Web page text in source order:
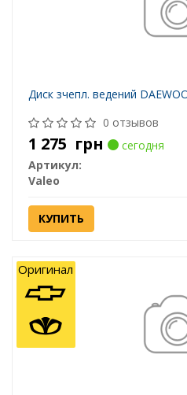
Диск зчепл. ведений
0 отзывов
1 275 грн
сегодня
Артикул:
Valeo
КУПИТЬ
Оригинал